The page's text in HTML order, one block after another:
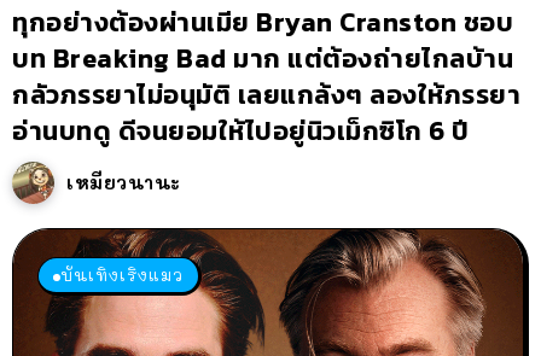
ทุกอย่างต้องผ่านเมีย Bryan Cranston ชอบ
บท Breaking Bad มาก แต่ต้องถ่ายไกลบ้าน
กลัวภรรยาไม่อนุมัติ เลยแกล้งๆ ลองให้ภรรยา
อ่านบทดู ดีจนยอมให้ไปอยู่นิวเม็กซิโก 6 ปี
เหมียวนานะ
บันเทิงเริงแมว